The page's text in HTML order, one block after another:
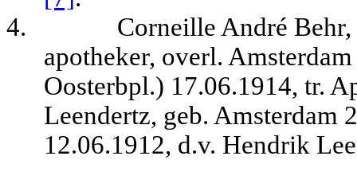
4.
Corneille André
apotheker, overl.
Oosterbpl.) 17.06.1914, tr.
Leendertz, geb. Amsterdam
12.06.1912, d.v. Hendrik